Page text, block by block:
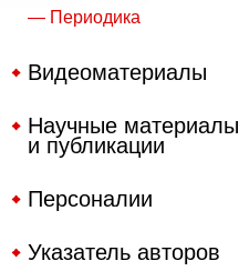
— Периодика
Видеоматериалы
Научные материалы
и публикации
Персоналии
Указатель авторов